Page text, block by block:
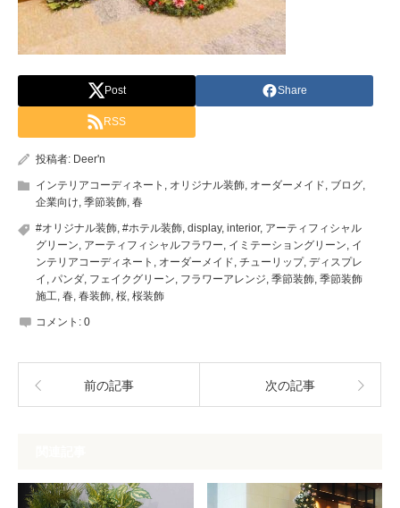
Post Share
RSS
投稿者: Deer'n
インテリアコーディネート オリジナル装飾 オーダーメイド ブログ
企業向け 季節装飾 春
#オリジナル装飾 #ホテル装飾 display, interior, アーティフィシャル
グリーン アーティフィシャルフラワー イミテーショングリーン イ
ンテリアコーディネート
オーダーメイド チューリップ, ディスプレ
イ
パンダ フェイクグリーン フラワーアレンジ 季節装飾 季節装飾
施工 春 春装飾 桜 桜装飾
コメント: 0
前の記事 次の記事